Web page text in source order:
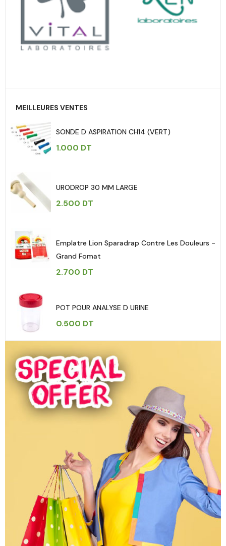
MEILLEURES VENTES
SONDE D ASPIRATION CH14 (VERT)
1.000 DT
URODROP 30 MM LARGE
2.500 DT
Emplatre Lion Sparadrap Contre Les Douleurs -
Grand Fomat
2.700 DT
POT POUR ANALYSE D URINE
0.500 DT